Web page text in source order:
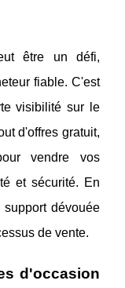
être un défi,
fiable. C'est
visibilité sur le
d'offres gratuit,
vendre vos
et sécurité. En
dévouée
de vente.
d'occasion